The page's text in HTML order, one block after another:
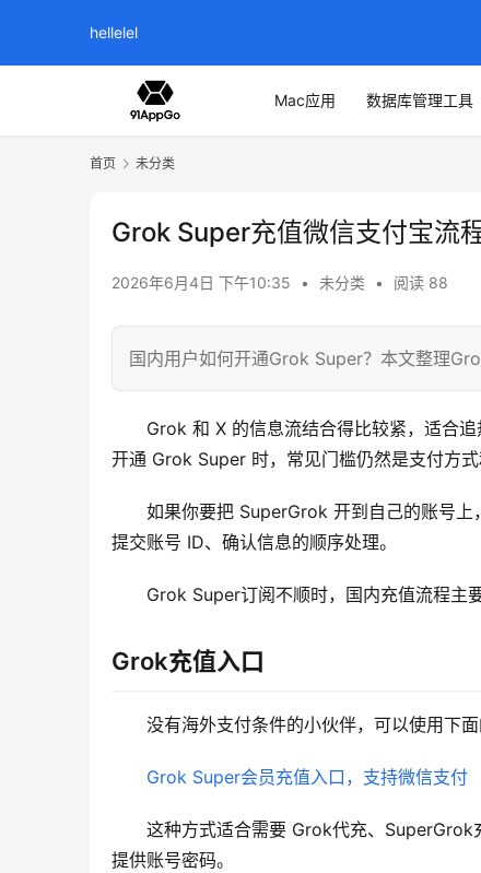
Mac应用 数据库管理工具
首页 未分类
Grok Super充值微信支付宝流
2026年6月4日 下午10:35 • 未分类 • 阅读 88
国内用户如何开通Grok Super？本文整理
Grok 和 X 的信息流结合得比较紧，适合
开通 Grok Super 时，常见门槛仍然是支付方式
如果你要把 SuperGrok 开到自己的账号
提交账号 ID、确认信息的顺序处理。
Grok Super订阅不顺时，国内充值流程主
Grok充值入口
没有海外支付条件的小伙伴，可以使用下面
Grok Super会员充值入口，支持微信支付
这种方式适合需要 Grok代充、
提供账号密码。
hellelel